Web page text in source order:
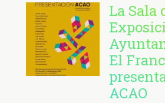
La Sala
El
ACAO